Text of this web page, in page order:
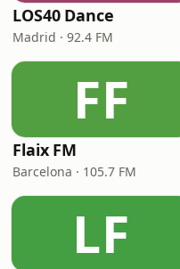
LOS40 Dance
Madrid · 92.4 FM
FF
Flaix FM
Barcelona · 105.7 FM
LF